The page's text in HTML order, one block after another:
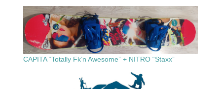
CAPITA “Totally Fk’n Awesome” + NITRO “Staxx”